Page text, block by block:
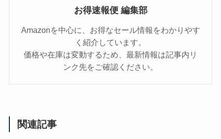
お得速報便 編集部
Amazonを中心に、お得なセール情報をわかりやす
く紹介しています。
価格や在庫は変動するため、最新情報は記事内リ
ンク先をご確認ください。
関連記事